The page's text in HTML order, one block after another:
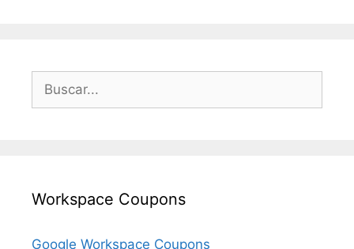
Buscar:
Workspace Coupons
Google Workspace Coupons